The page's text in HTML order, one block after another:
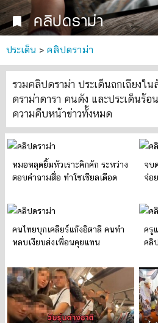
bookmark คลิปดราม่า
ประเด็น > คลิปดราม่า
รวมคลิปดราม่า ประเด็นถกเถียงใ
ดราม่าดารา คนดัง และประเด็นร้อ
ความคืบหน้าข่าวทั้งหมด
หมอหลุดยิ้มหัวเราะคิกคัก ระหว่าง
ตอบคำถามสื่อ ทำโซเชียลเดือด
จบ
จ๋อ
คนไทยบุกเคลียร์แก๊งอิตาลี คนทำ
หลบเงียบส่งเพื่อนคุยแทน
ครู
คลิ